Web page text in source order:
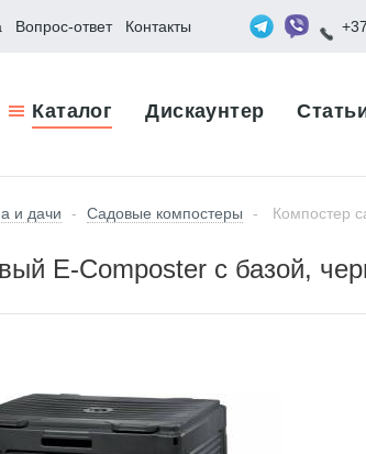
Вопрос-ответ Контакты
Каталог Дискаунтер
и дачи - Садовые компостеры - Компостер
E-Composter с базой,